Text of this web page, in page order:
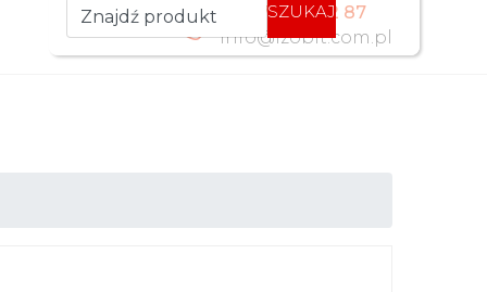
+48 77 461 52 87
info@izobit.com.pl
SZUKAJ